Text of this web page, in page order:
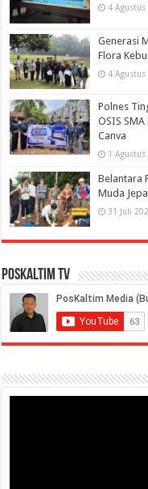
4 Agustus
Generasi
Flora
4 Agustus
Polnes
OSIS
Canva
1 Agustus
Belantara
Muda
31 Juli
PosKaltim TV